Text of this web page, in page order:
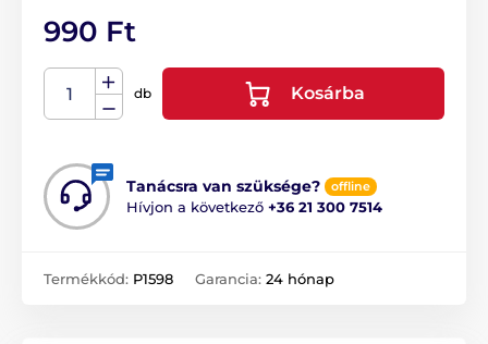
990 Ft
db Kosárba
Tanácsra van szüksége? offline
Hívjon a következő +36 21 300 7514
Termékkód: P1598 Garancia: 24 hónap